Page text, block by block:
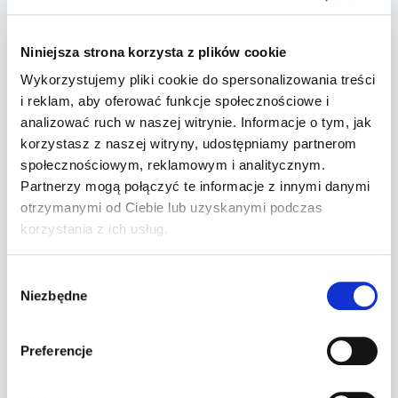
Niniejsza strona korzysta z plików cookie
Wykorzystujemy pliki cookie do spersonalizowania treści
i reklam, aby oferować funkcje społecznościowe i
analizować ruch w naszej witrynie. Informacje o tym, jak
korzystasz z naszej witryny, udostępniamy partnerom
społecznościowym, reklamowym i analitycznym.
Partnerzy mogą połączyć te informacje z innymi danymi
otrzymanymi od Ciebie lub uzyskanymi podczas
korzystania z ich usług.
zgody
Niezbędne
Preferencje
oraz poznawczej osoby która poddawana
temperamentu.
Zgodnie z dyrektywą Rady
Wspólnoty Europejskiej praw
jazdy nie wydaje się ani nie
ważności w przypadku osób
kierowców cierpiących na: